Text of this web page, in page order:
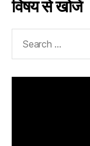
विषय से खोजें